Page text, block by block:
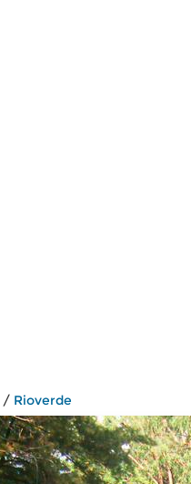
/ Rioverde